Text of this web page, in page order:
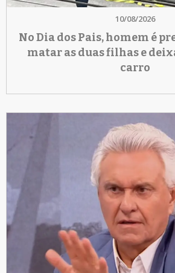
10/08/2026
No Dia dos Pais, homem é
matar as duas filhas e
carro